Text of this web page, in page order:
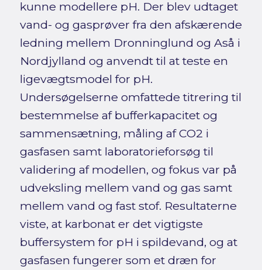
kunne modellere pH. Der blev udtaget
vand- og gasprøver fra den afskærende
ledning mellem Dronninglund og Aså i
Nordjylland og anvendt til at teste en
ligevægtsmodel for pH.
Undersøgelserne omfattede titrering til
bestemmelse af bufferkapacitet og
sammensætning, måling af CO2 i
gasfasen samt laboratorieforsøg til
validering af modellen, og fokus var på
udveksling mellem vand og gas samt
mellem vand og fast stof. Resultaterne
viste, at karbonat er det vigtigste
buffersystem for pH i spildevand, og at
gasfasen fungerer som et dræn for